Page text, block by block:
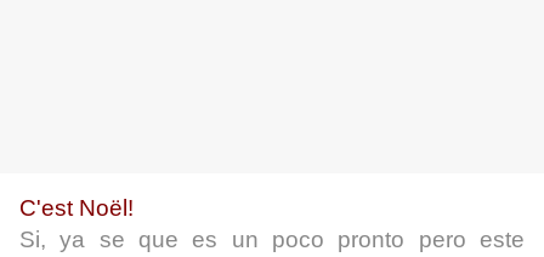
C'est Noël!
Si, ya se que es un poco pronto pero este